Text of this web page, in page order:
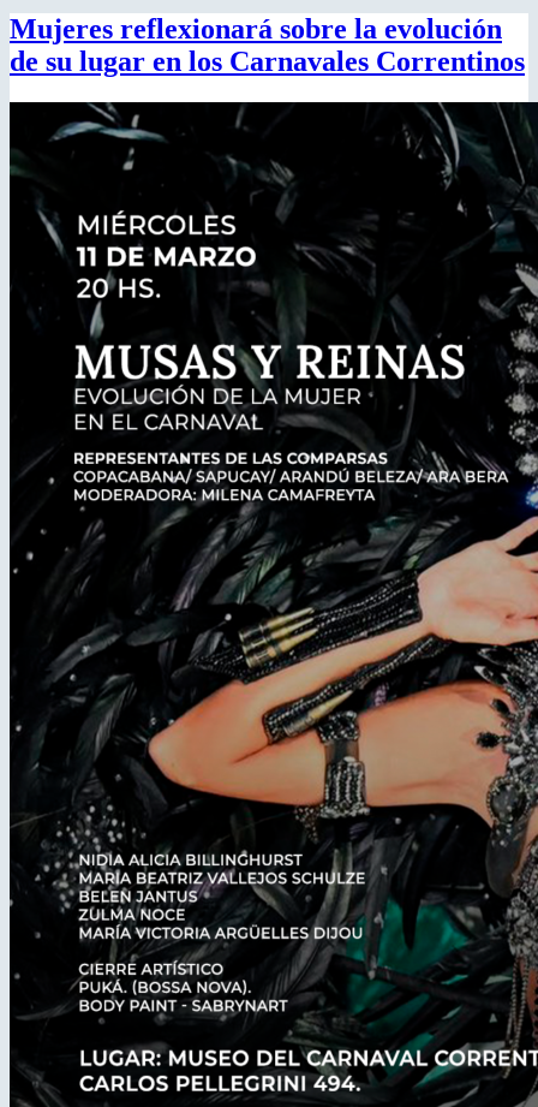
Mujeres reflexionará sobre la evolución
de su lugar en los Carnavales Correntinos